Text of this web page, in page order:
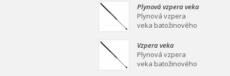
mm Plynová vzpera
veka batožinového
priestoru Ei
Plynová vzpera veka
batožinového
priestoru 467/160
Plynová vzpera
veka batožinového
mm Plynová vzpera
veka batožinového
priestoru Ei
Vzpera veka
batožinového
priestoru 475/180
Plynová vzpera
veka batožinového